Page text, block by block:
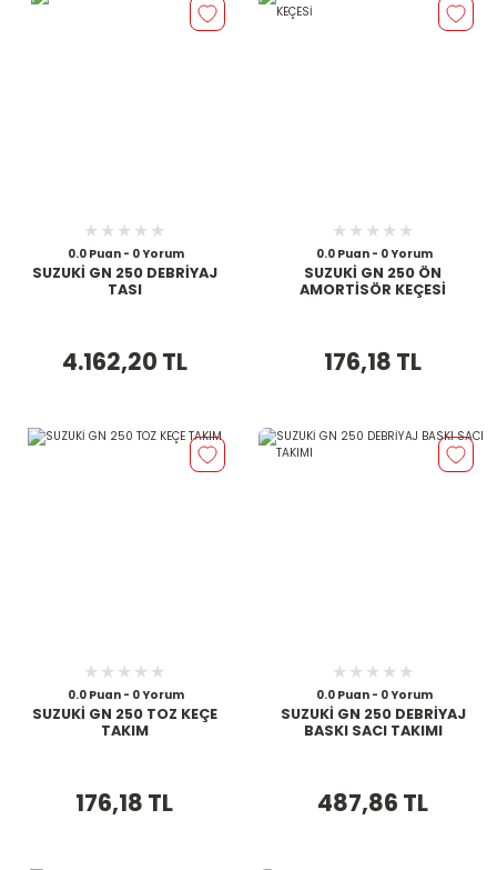
0.0 Puan - 0 Yorum
SUZUKİ GN 250 DEBRİYAJ
TASI
4.162,20 TL
0.0 Puan - 0 Yorum
SUZUKİ GN 250 ÖN
AMORTİSÖR KEÇESİ
176,18 TL
0.0 Puan - 0 Yorum
SUZUKİ GN 250 TOZ KEÇE
TAKIM
176,18 TL
0.0 Puan - 0 Yorum
SUZUKİ GN 250 DEBRİYAJ
BASKI SACI TAKIMI
487,86 TL